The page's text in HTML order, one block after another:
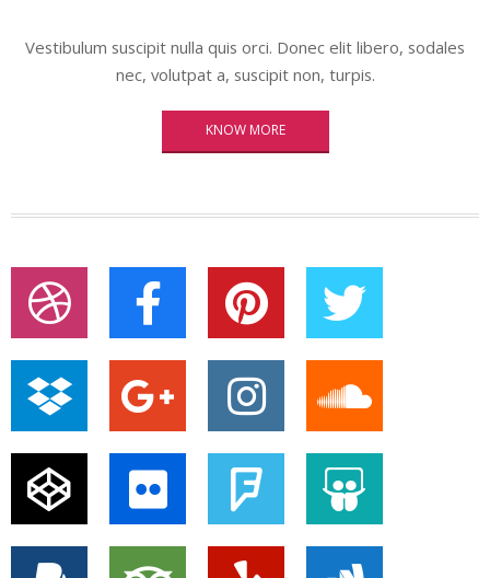
Vestibulum suscipit nulla quis orci. Donec elit libero, sodales
nec, volutpat a, suscipit non, turpis.
KNOW MORE